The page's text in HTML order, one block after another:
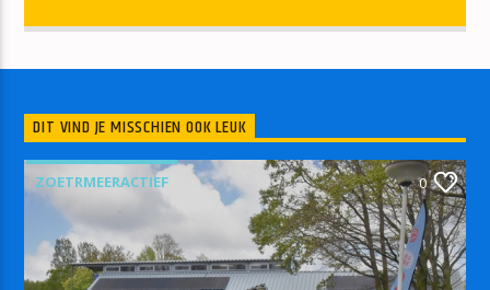
DIT VIND JE MISSCHIEN OOK LEUK
ZOETRMEERACTIEF 0